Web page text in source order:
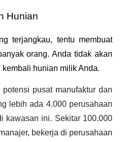
Hunian
terjangkau, tentu membuat
orang. Anda tidak akan
hunian milik Anda.
pusat manufaktur dan
lebih ada 4.000 perusahaan
kawasan ini. Sekitar 100.000
bekerja di perusahaan